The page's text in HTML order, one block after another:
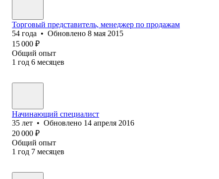
Торговый представитель, менеджер по продажам
54 года • Обновлено 8 мая 2015
15 000 ₽
Общий опыт
1 год 6 месяцев
Начинающий специалист
35 лет • Обновлено 14 апреля 2016
20 000 ₽
Общий опыт
1 год 7 месяцев